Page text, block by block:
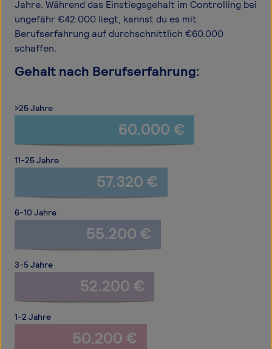
Jahre. Während das Einstiegsgehalt im Controlling bei
ungefähr €42.000 liegt, kannst du es mit
Berufserfahrung auf durchschnittlich €60.000
schaffen.
Gehalt nach Berufserfahrung:
>25 Jahre
60.000 €
11-25 Jahre
57.320 €
6-10 Jahre
55.200 €
3-5 Jahre
52.200 €
1-2 Jahre
50.200 €